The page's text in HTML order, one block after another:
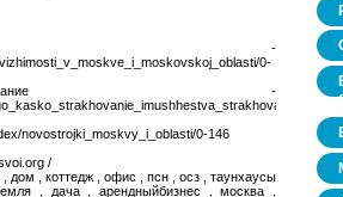
-
0-
-
novostrojki_moskvy_i_oblasti/0-146
/
дом , коттедж , офис , псн , осз , таунхаусы
, дача , арендныйбизнес , москва ,